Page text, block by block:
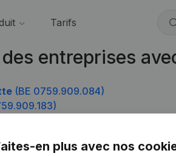
Tarifs
entreprises
(BE 0759.909.084)
(BE 0759.909.777)
en plus avec nos